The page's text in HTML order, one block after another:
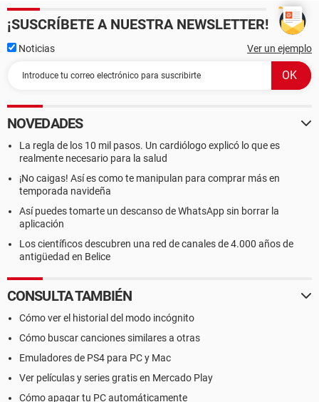
¡SUSCRÍBETE A NUESTRA NEWSLETTER!
Noticias Ver un ejemplo
NOVEDADES
La regla de los 10 mil pasos. Un cardiólogo explicó lo que es
realmente necesario para la salud
¡No caigas! Así es como te manipulan para comprar más en
temporada navideña
Así puedes tomarte un descanso de WhatsApp sin borrar la
aplicación
Los científicos descubren una red de canales de 4.000 años de
antigüedad en Belice
CONSULTA TAMBIÉN
Cómo ver el historial del modo incógnito
Cómo buscar canciones similares a otras
Emuladores de PS4 para PC y Mac
Ver películas y series gratis en Mercado Play
Cómo apagar tu PC automáticamente